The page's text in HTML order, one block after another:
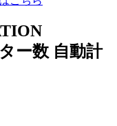
ー数 自動計